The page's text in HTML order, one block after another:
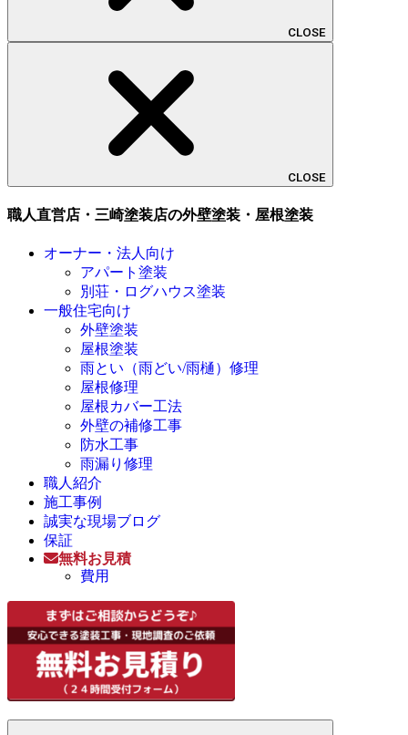
CLOSE
CLOSE
職人直営店・三崎塗装店の外壁塗装・屋根塗装
オーナー・法人向け
アパート塗装
別荘・ログハウス塗装
一般住宅向け
外壁塗装
屋根塗装
雨とい（雨どい/雨樋）修理
屋根修理
屋根カバー工法
外壁の補修工事
防水工事
雨漏り修理
職人紹介
施工事例
誠実な現場ブログ
保証
無料お見積
費用